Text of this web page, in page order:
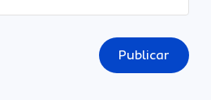
Publicar